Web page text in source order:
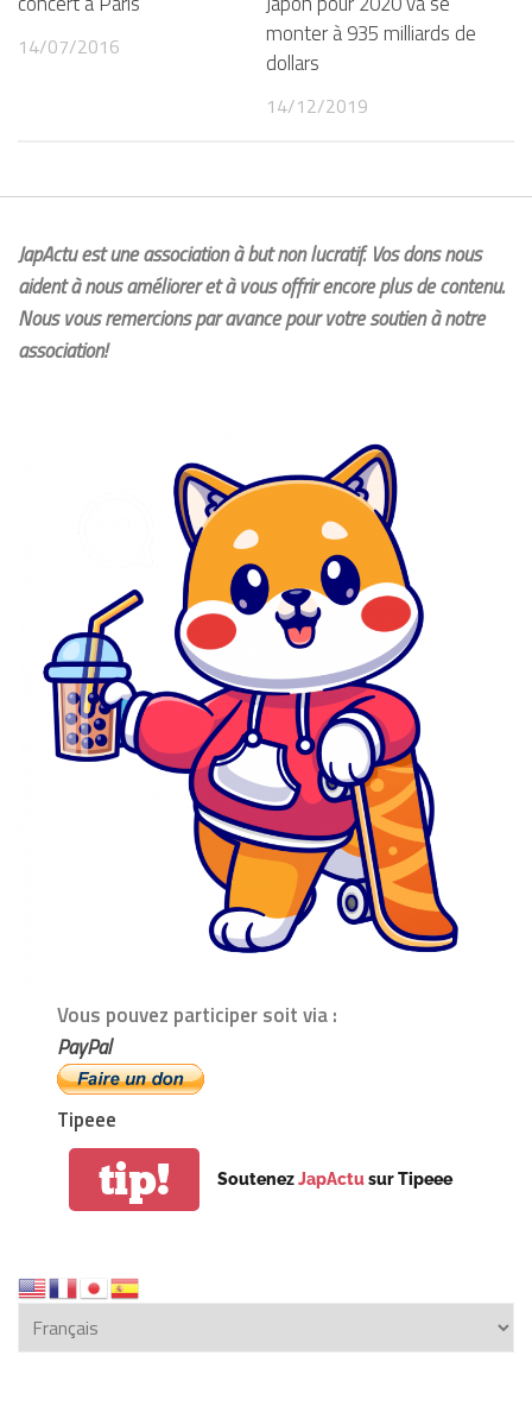
14/07/2016
monter à 935 milliards de
dollars
14/12/2019
JapActu est une association à but non lucratif. Vos dons nous
aident à nous améliorer et à vous offrir encore plus de contenu.
Nous vous remercions par avance pour votre soutien à notre
association!
Vous pouvez participer soit via :
PayPal
Tipeee
tip! SoutenezJapActusur Tipeee